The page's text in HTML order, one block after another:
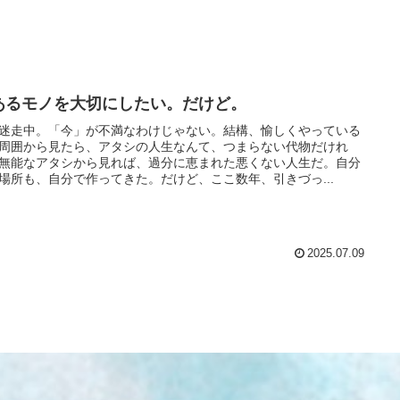
るモノを大切にしたい。だけど。
走中。「今」が不満なわけじゃない。結構、愉しくやっている
囲から見たら、アタシの人生なんて、つまらない代物だけれ
能なアタシから見れば、過分に恵まれた悪くない人生だ。自分
所も、自分で作ってきた。だけど、ここ数年、引きづっ...
2025.07.09